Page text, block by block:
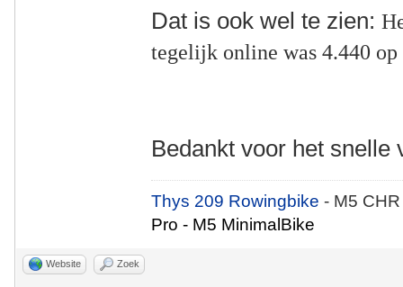
Dat is ook wel te zien:
tegelijk online was 4.440
Bedankt voor het snelle
Thys 209 Rowingbike- M5
Pro - M5 MinimalBike
Website Zoek